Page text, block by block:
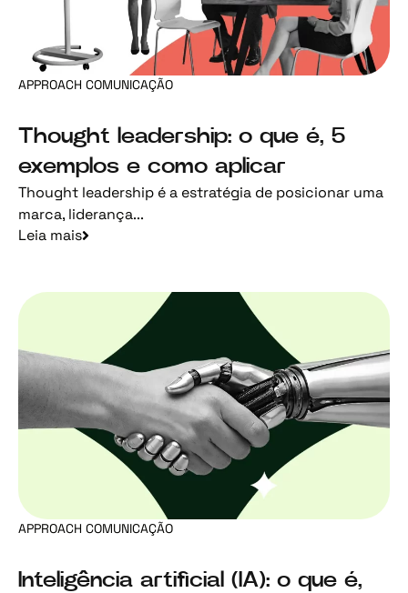
APPROACH COMUNICAÇÃO
Thought leadership: o que é, 5
exemplos e como aplicar
Thought leadership é a estratégia de posicionar uma
marca, liderança...
Leia mais
APPROACH COMUNICAÇÃO
Inteligência artificial (IA): o que é,